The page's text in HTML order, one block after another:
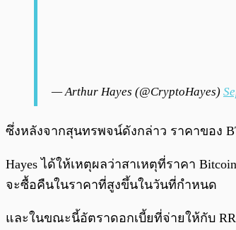
— Arthur Hayes (@CryptoHayes)
ซึ่งหลังจากสุนทรพจน์ดังกล่าว ราคาของ
Hayes ได้ให้เหตุผลว่าสาเหตุที่ราคา
จะซื้อคืนในราคาที่สูงขึ้นในวันที่กำหนด
และในขณะนี้อัตราดอกเบี้ยที่จ่ายให้กับ